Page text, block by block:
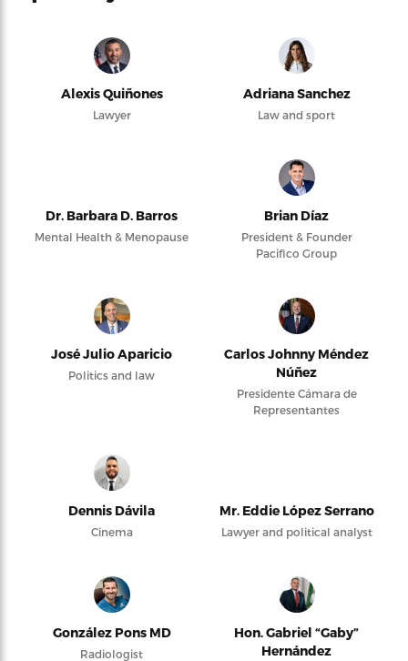
Alexis Quiñones
Lawyer
Adriana Sanchez
Law and sport
Dr. Barbara D. Barros
Mental Health & Menopause
Brian Díaz
President & Founder
Pacifico Group
José Julio Aparicio
Politics and law
Carlos Johnny Méndez
Núñez
Presidente Cámara de
Representantes
Dennis Dávila
Cinema
Mr. Eddie López Serrano
Lawyer and political analyst
González Pons MD
Radiologist
Hon. Gabriel “Gaby”
Hernández